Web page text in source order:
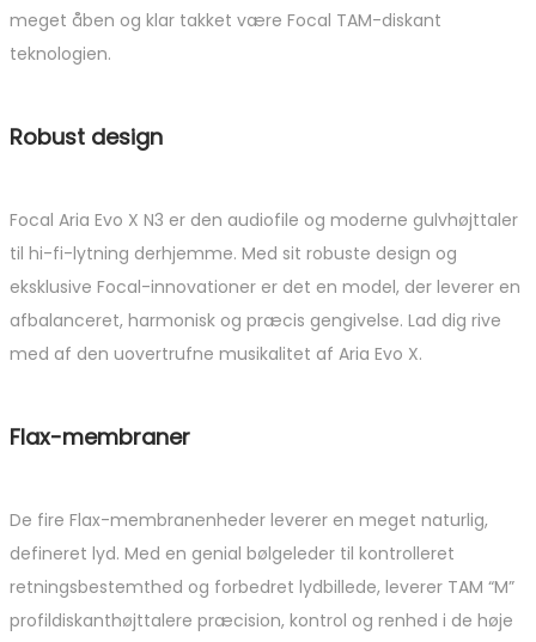
meget åben og klar takket være Focal TAM-diskant
teknologien.
Robust design
Focal Aria Evo X N3 er den audiofile og moderne gulvhøjttaler
til hi-fi-lytning derhjemme. Med sit robuste design og
eksklusive Focal-innovationer er det en model, der leverer en
afbalanceret, harmonisk og præcis gengivelse. Lad dig rive
med af den uovertrufne musikalitet af Aria Evo X.
Flax-membraner
De fire Flax-membranenheder leverer en meget naturlig,
defineret lyd. Med en genial bølgeleder til kontrolleret
retningsbestemthed og forbedret lydbillede, leverer TAM “M”
profildiskanthøjttalere præcision, kontrol og renhed i de høje